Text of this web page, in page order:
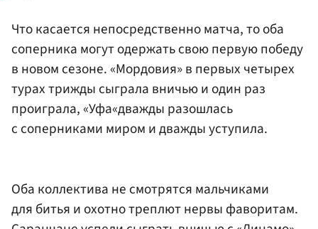
Что касается непосредственно матча, то оба
соперника могут одержать свою первую победу
в новом сезоне. «Мордовия» в первых четырех
турах трижды сыграла вничью и один раз
проиграла, «Уфа«дважды разошлась
с соперниками миром и дважды уступила.
Оба коллектива не смотрятся мальчиками
для битья и охотно треплют нервы фаворитам.